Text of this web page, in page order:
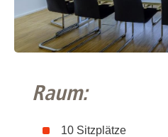
Raum:
10 Sitzplätze